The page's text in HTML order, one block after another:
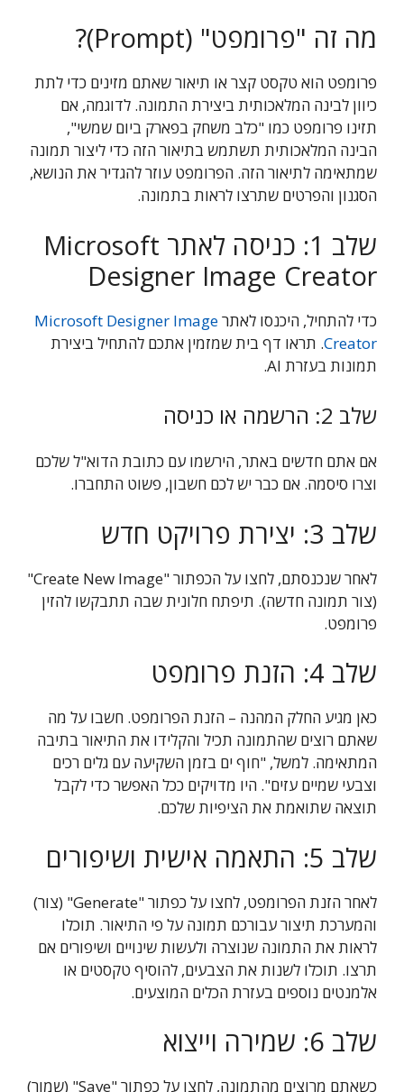
מה זה "פרומפט" (Prompt)?
פרומפט הוא טקסט קצר או תיאור שאתם מזינים כדי לתת
כיוון לבינה המלאכותית ביצירת התמונה. לדוגמה, אם
תזינו פרומפט כמו "כלב משחק בפארק ביום שמשי",
הבינה המלאכותית תשתמש בתיאור הזה כדי ליצור תמונה
שמתאימה לתיאור הזה. הפרומפט עוזר להגדיר את הנושא,
הסגנון והפרטים שתרצו לראות בתמונה.
שלב 1: כניסה לאתר Microsoft
Designer Image Creator
כדי להתחיל, היכנסו לאתרMicrosoft Designer Image
Creator. תראו דף בית שמזמין אתכם להתחיל ביצירת
תמונות בעזרת AI.
שלב 2: הרשמה או כניסה
אם אתם חדשים באתר, הירשמו עם כתובת הדוא"ל שלכם
וצרו סיסמה. אם כבר יש לכם חשבון, פשוט התחברו.
שלב 3: יצירת פרויקט חדש
לאחר שנכנסתם, לחצו על הכפתור "Create New Image"
(צור תמונה חדשה). תיפתח חלונית שבה תתבקשו להזין
פרומפט.
שלב 4: הזנת פרומפט
כאן מגיע החלק המהנה – הזנת הפרומפט. חשבו על מה
שאתם רוצים שהתמונה תכיל והקלידו את התיאור בתיבה
המתאימה. למשל, "חוף ים בזמן השקיעה עם גלים רכים
וצבעי שמיים עזים". היו מדויקים ככל האפשר כדי לקבל
תוצאה שתואמת את הציפיות שלכם.
שלב 5: התאמה אישית ושיפורים
לאחר הזנת הפרומפט, לחצו על כפתור "Generate" (צור)
והמערכת תיצור עבורכם תמונה על פי התיאור. תוכלו
לראות את התמונה שנוצרה ולעשות שינויים ושיפורים אם
תרצו. תוכלו לשנות את הצבעים, להוסיף טקסטים או
אלמנטים נוספים בעזרת הכלים המוצעים.
שלב 6: שמירה וייצוא
כשאתם מרוצים מהתמונה, לחצו על כפתור "Save" (שמור)